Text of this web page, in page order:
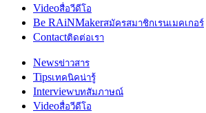
Videoสื่อวีดีโอ
Be RAiNMakerสมัครสมาชิกเรนเมคเกอร์
Contactติดต่อเรา
Newsข่าวสาร
Tipsเทคนิคน่ารู้
Interviewบทสัมภาษณ์
Videoสื่อวีดีโอ